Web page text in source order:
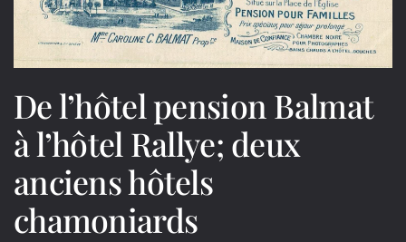
De l’hôtel pension Balmat
à l’hôtel Rallye; deux
anciens hôtels
chamoniards